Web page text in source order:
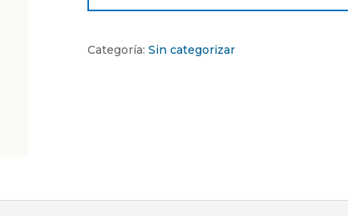
Categoría: Sin categorizar